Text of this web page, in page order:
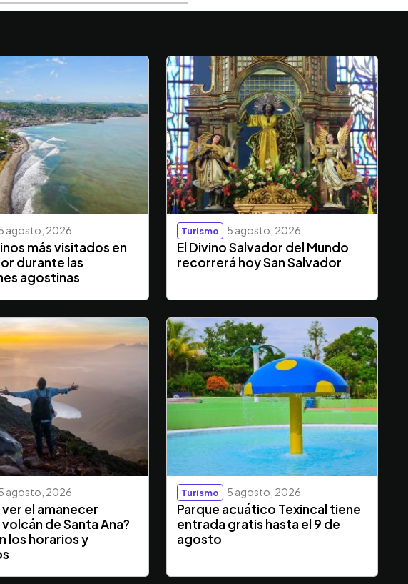
agosto, 2026
más visitados en
durante las
agostinas
Turismo 5 agosto, 2026
El Divino Salvador del Mundo
recorrerá hoy San Salvador
agosto, 2026
el amanecer
de Santa Ana?
los horarios y
Turismo 5 agosto, 2026
Parque acuático Texincal tiene
entrada gratis hasta el 9 de
agosto